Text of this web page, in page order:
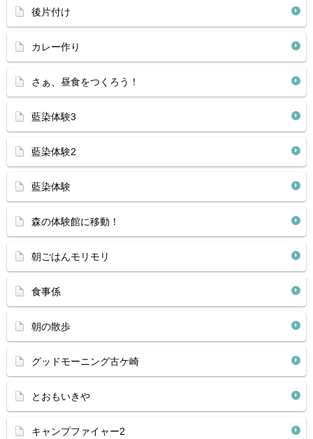
後片付け
カレー作り
さぁ、昼食をつくろう！
藍染体験3
藍染体験2
藍染体験
森の体験館に移動！
朝ごはんモリモリ
食事係
朝の散歩
グッドモーニング古ケ崎
とおもいきや
キャンプファイャー2